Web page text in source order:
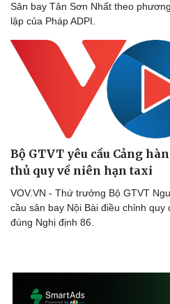
Sân bay Tân Sơn Nhất theo
lập của Pháp ADPI.
Bộ GTVT yêu cầu Cảng
thủ quy về niên hạn taxi
VOV.VN - Thứ trưởng Bộ GTVT
cầu sân bay Nội Bài điều chỉnh
đúng Nghị định 86.